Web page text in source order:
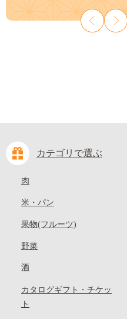
種なし 先行予約 富士川町
10000円 一万円 9000円 九千円
カテゴリで選ぶ
肉
米・パン
果物(フルーツ)
野菜
酒
カタログギフト・チケッ
ト